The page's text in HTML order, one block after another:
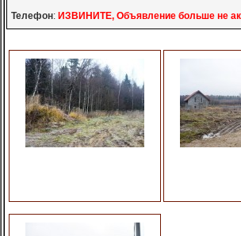
Телефон: ИЗВИНИТЕ, Объявление больше не